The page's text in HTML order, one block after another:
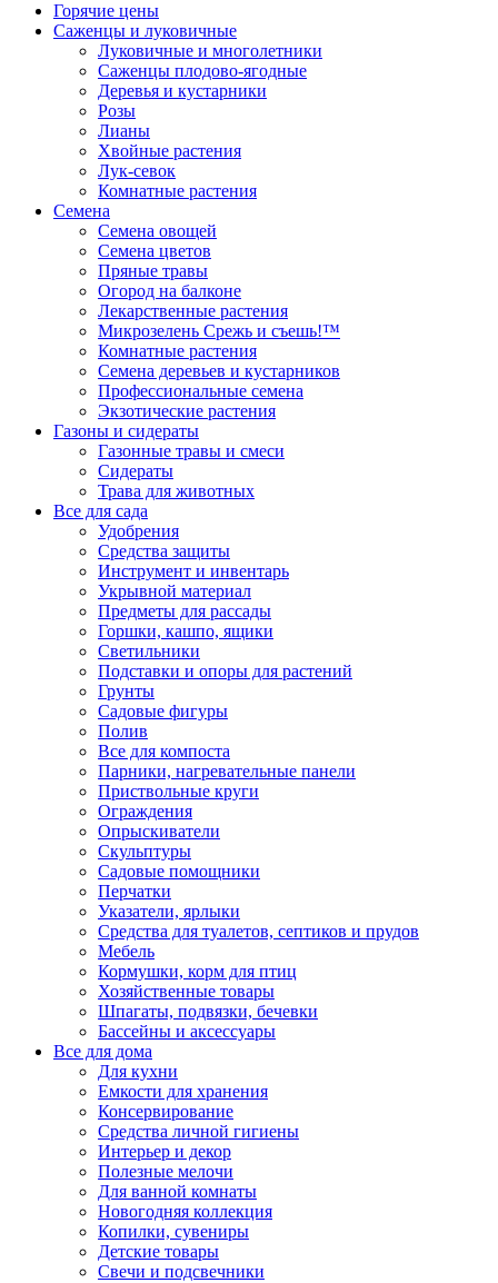
Горячие цены
Саженцы и луковичные
Луковичные и многолетники
Саженцы плодово-ягодные
Деревья и кустарники
Розы
Лианы
Хвойные растения
Лук-севок
Комнатные растения
Семена
Семена овощей
Семена цветов
Пряные травы
Огород на балконе
Лекарственные растения
Микрозелень Срежь и съешь!™
Комнатные растения
Семена деревьев и кустарников
Профессиональные семена
Экзотические растения
Газоны и сидераты
Газонные травы и смеси
Сидераты
Трава для животных
Все для сада
Удобрения
Средства защиты
Инструмент и инвентарь
Укрывной материал
Предметы для рассады
Горшки, кашпо, ящики
Светильники
Подставки и опоры для растений
Грунты
Садовые фигуры
Полив
Все для компоста
Парники, нагревательные панели
Приствольные круги
Ограждения
Опрыскиватели
Скульптуры
Садовые помощники
Перчатки
Указатели, ярлыки
Средства для туалетов, септиков и прудов
Мебель
Кормушки, корм для птиц
Хозяйственные товары
Шпагаты, подвязки, бечевки
Бассейны и аксессуары
Все для дома
Для кухни
Емкости для хранения
Консервирование
Средства личной гигиены
Интерьер и декор
Полезные мелочи
Для ванной комнаты
Новогодняя коллекция
Копилки, сувениры
Детские товары
Свечи и подсвечники